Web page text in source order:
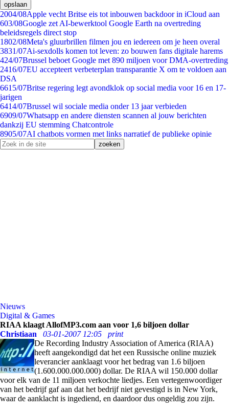
opslaan
2004/08Apple vecht Britse eis tot inbouwen backdoor in iCloud aan
603/08Google zet AI-bewerktool Google Earth na overtreding
beleidsregels direct stop
1802/08Meta's gluurbrillen filmen jou en iedereen om je heen overal
3831/07Ai-sexdolls komen tot leven: zo bouwen fans digitale harems
424/07Brussel beboet Google met 890 miljoen voor DMA-overtreding
2416/07EU accepteert verbeterplan transparantie X om te voldoen aan
DSA
6615/07Britse regering legt avondklok op social media voor 16 en 17-
jarigen
6414/07Brussel wil sociale media onder 13 jaar verbieden
6909/07Whatsapp en andere diensten scannen al jouw berichten
dankzij EU stemming Chatcontrole
8905/07AI chatbots vormen met links narratief de publieke opinie
Nieuws
Digital & Games
RIAA klaagt AllofMP3.com aan voor 1,6 biljoen dollar
Christiaan
03-01-2007 12:05
print
De Recording Industry Association of America (RIAA)
heeft aangekondigd dat het een Russische online muziek
leverancier aanklaagt voor het bedrag van 1.6 biljoen
(1.600.000.000.000) dollar. De RIAA wil 150.000 dollar
voor elk van de 11 miljoen verkochte liedjes. Een vertegenwoordiger
van het bedrijf gaf aan dat het bedrijf niet gevestigd is in New York,
waar de aanklacht is ingediend, en daardoor dus ongeldig zou zijn.